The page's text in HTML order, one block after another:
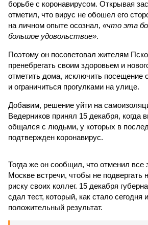
борьбе с коронавирусом. Открывая
отметил, что вирус не обошел его
на личном опыте осознал, «что эта
большое удовольствие».
Поэтому он посоветовал жителям
пренебрегать своим здоровьем и
отметить дома, исключить посещение
и ограничиться прогулками на улице.
Добавим, решение уйти на
Ведерников принял 15 декабря, когда
общался с людьми, у которых в
подтвержден коронавирус.
Тогда же он сообщил, что отменил все
Москве встречи, чтобы не подвергать
риску своих коллег. 15 декабря
сдал тест, который, как стало сегодня
положительный результат.